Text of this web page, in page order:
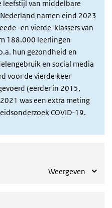
leefstijl van middelbare
namen eind 2023
en vierde-klassers van
188.000 leerlingen
hun gezondheid en
en social media
voor de vierde keer
(eerder in 2015,
was een extra meting
COVID-19.
Weergeven